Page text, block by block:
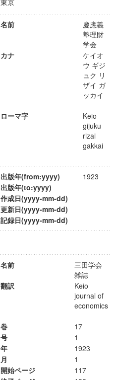
東京
名前
慶應義
塾理財
学会
カナ
ケイオ
ウ ギジ
ュク リ
ザイ ガ
ッカイ
ローマ字
Keio
gijuku
rizai
gakkai
出版年(from:yyyy)
1923
出版年(to:yyyy)
作成日(yyyy-mm-dd)
更新日(yyyy-mm-dd)
記録日(yyyy-mm-dd)
名前
三田学会
雑誌
翻訳
Keio
journal of
economics
巻
17
号
1
年
1923
月
1
開始ページ
117